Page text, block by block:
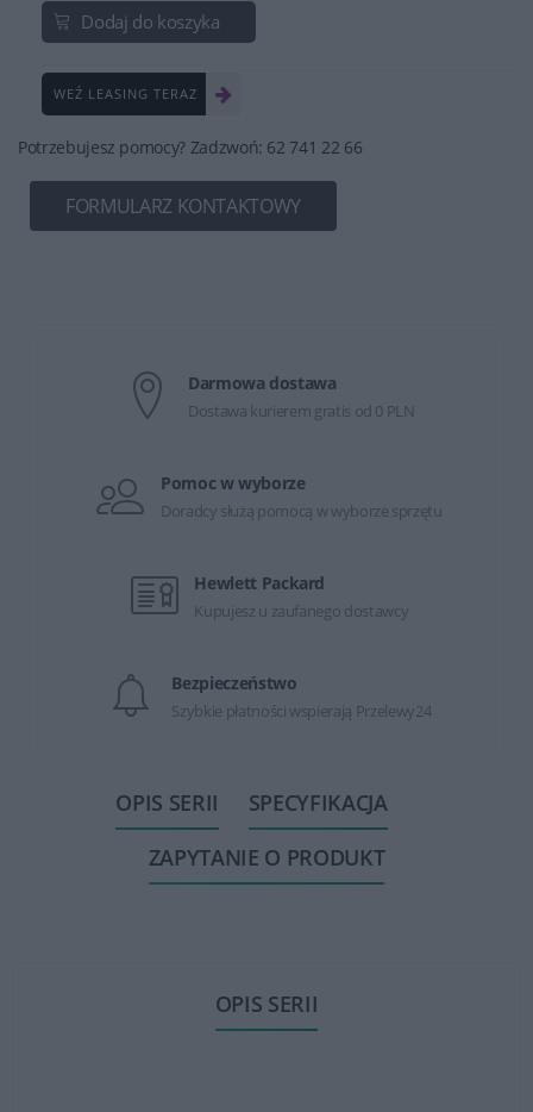
Dodaj do koszyka
WEŹ LEASING TERAZ
Potrzebujesz pomocy? Zadzwoń: 62 741 22 66
FORMULARZ KONTAKTOWY
Darmowa dostawa
Dostawa kurierem gratis od 0 PLN
Pomoc w wyborze
Doradcy służą pomocą w wyborze sprzętu
Hewlett Packard
Kupujesz u zaufanego dostawcy
Bezpieczeństwo
Szybkie płatności wspierają Przelewy24
OPIS SERII
SPECYFIKACJA
ZAPYTANIE O PRODUKT
OPIS SERII